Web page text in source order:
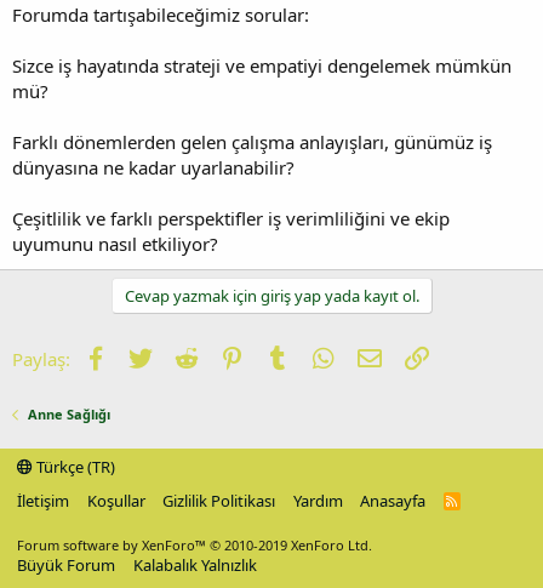
Forumda tartışabileceğimiz sorular:
Sizce iş hayatında strateji ve empatiyi dengelemek mümkün
mü?
Farklı dönemlerden gelen çalışma anlayışları, günümüz iş
dünyasına ne kadar uyarlanabilir?
Çeşitlilik ve farklı perspektifler iş verimliliğini ve ekip
uyumunu nasıl etkiliyor?
Cevap yazmak için giriş yap yada kayıt ol.
Paylaş: Facebook
TwitterReddit PinterestTumblrWhatsApp
E-postaLink
Anne Sağlığı
Türkçe (TR)
İletişim
Koşullar Gizlilik Politikası Yardım Anasayfa
R
Forum software by XenForo™ © 2010-2019 XenForo Ltd.
Büyük Forum Kalabalık Yalnızlık